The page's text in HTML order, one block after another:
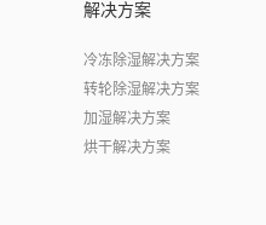
解决方案
冷冻除湿解决方案
转轮除湿解决方案
加湿解决方案
烘干解决方案